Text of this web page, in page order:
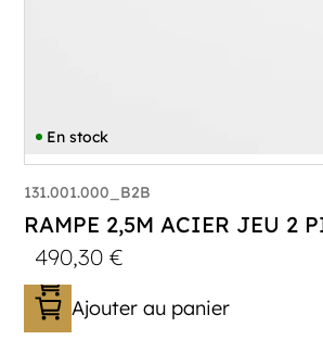
En stock
131.001.000_B2B
RAMPE 2,5M ACIER JEU 2
490,30€
Ajouter au panier